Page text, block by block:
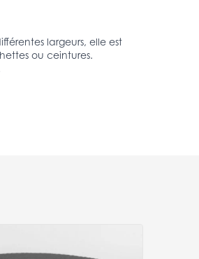
largeurs, elle est
ou ceintures.